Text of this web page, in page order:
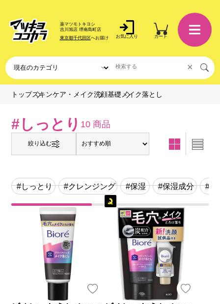
薬マツモトキヨシ
吉川旭店 堺南島町店
東京都千代田区へお届け お気に入り カート
×
トップスキンケア・メイク洗顔基礎 メイク落とし
#しっとり 10 商品
絞り込む
#しっとり #クレンジング #保湿 #保湿成分 #ス